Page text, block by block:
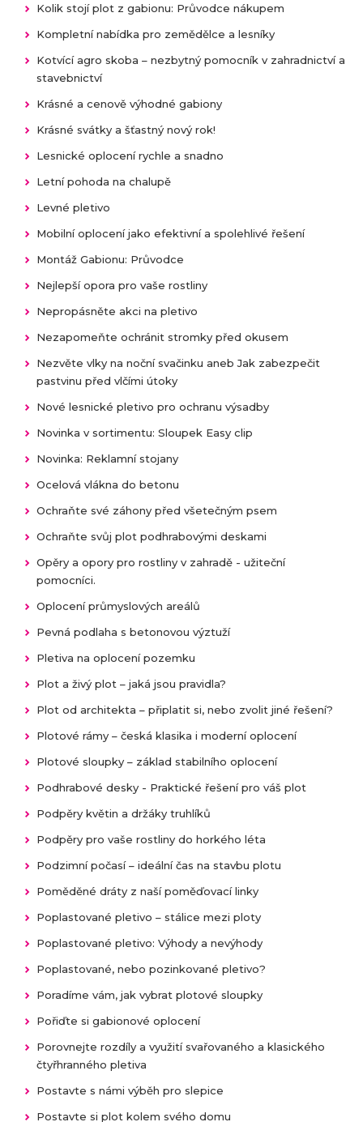
Kolik stojí plot z gabionu: Průvodce nákupem
Kompletní nabídka pro zemědělce a lesníky
Kotvící agro skoba – nezbytný pomocník v zahradnictví a
stavebnictví
Krásné a cenově výhodné gabiony
Krásné svátky a šťastný nový rok!
Lesnické oplocení rychle a snadno
Letní pohoda na chalupě
Levné pletivo
Mobilní oplocení jako efektivní a spolehlivé řešení
Montáž Gabionu: Průvodce
Nejlepší opora pro vaše rostliny
Nepropásněte akci na pletivo
Nezapomeňte ochránit stromky před okusem
Nezvěte vlky na noční svačinku aneb Jak zabezpečit
pastvinu před vlčími útoky
Nové lesnické pletivo pro ochranu výsadby
Novinka v sortimentu: Sloupek Easy clip
Novinka: Reklamní stojany
Ocelová vlákna do betonu
Ochraňte své záhony před všetečným psem
Ochraňte svůj plot podhrabovými deskami
Opěry a opory pro rostliny v zahradě - užiteční
pomocníci.
Oplocení průmyslových areálů
Pevná podlaha s betonovou výztuží
Pletiva na oplocení pozemku
Plot a živý plot – jaká jsou pravidla?
Plot od architekta – připlatit si, nebo zvolit jiné řešení?
Plotové rámy – česká klasika i moderní oplocení
Plotové sloupky – základ stabilního oplocení
Podhrabové desky - Praktické řešení pro váš plot
Podpěry květin a držáky truhlíků
Podpěry pro vaše rostliny do horkého léta
Podzimní počasí – ideální čas na stavbu plotu
Poměděné dráty z naší poměďovací linky
Poplastované pletivo – stálice mezi ploty
Poplastované pletivo: Výhody a nevýhody
Poplastované, nebo pozinkované pletivo?
Poradíme vám, jak vybrat plotové sloupky
Pořiďte si gabionové oplocení
Porovnejte rozdíly a využití svařovaného a klasického
čtyřhranného pletiva
Postavte s námi výběh pro slepice
Postavte si plot kolem svého domu